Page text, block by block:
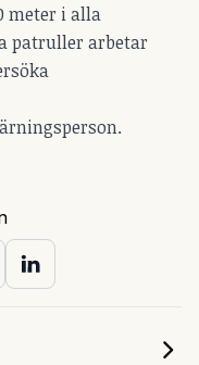
meter i alla
patruller arbetar